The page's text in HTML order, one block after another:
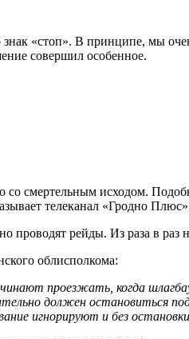
«стоп». В принципе, мы
совершил особенное.
со смертельным исходом.
телеканал «Гродно
проводят рейды. Из раза в раз
облисполкома:
проезжать, когда
должен остановиться
игнорируют и без